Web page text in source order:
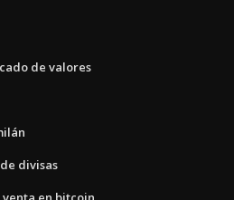
de valores
divisas